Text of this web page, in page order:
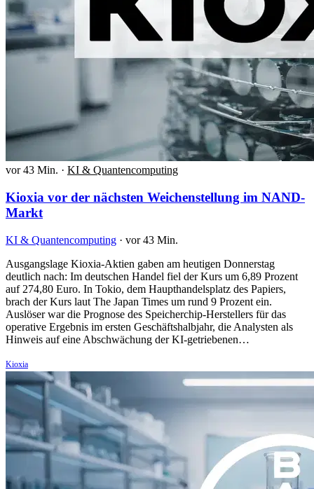
vor 43 Min. · KI & Quantencomputing
Kioxia vor der nächsten Weichenstellung im NAND-
Markt
KI & Quantencomputing · vor 43 Min.
Ausgangslage Kioxia-Aktien gaben am heutigen Donnerstag
deutlich nach: Im deutschen Handel fiel der Kurs um 6,89 Prozent
auf 274,80 Euro. In Tokio, dem Haupthandelsplatz des Papiers,
brach der Kurs laut The Japan Times um rund 9 Prozent ein.
Auslöser war die Prognose des Speicherchip-Herstellers für das
operative Ergebnis im ersten Geschäftshalbjahr, die Analysten als
Hinweis auf eine Abschwächung der KI-getriebenen…
Kioxia